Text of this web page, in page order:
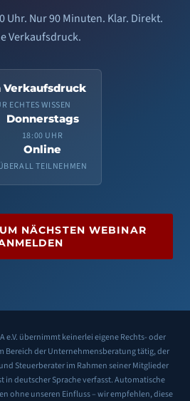
Uhr. Nur 90 Minuten. Klar. Direkt.
Verkaufsdruck.
Verkaufsdruck
ECHTES WISSEN
Donnerstags
18:00 UHR
Online
TEILNEHMEN
NÄCHSTEN WEBINAR
e.V. übernimmt keinerlei eigene Rechts- oder
Bereich der Unternehmensberatung tätig, der
Steuerberater im Rahmen seiner Mitglieder
in deutscher Sprache verfasst. Automatische
ohne unseren Einfluss – wir empfehlen, diese